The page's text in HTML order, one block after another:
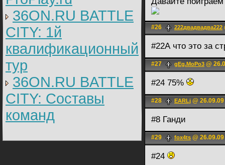
36ON.RU BATTLE
CITY: 1й
квалификационный
тур
36ON.RU BATTLE
CITY: Составы
команд
#26 222двадвадва222
#22А что это за
#27 gEg.MoPo3 @
#24 75%
#28 EARLj @
#8 Ганди
#29 fox4ts @
#24